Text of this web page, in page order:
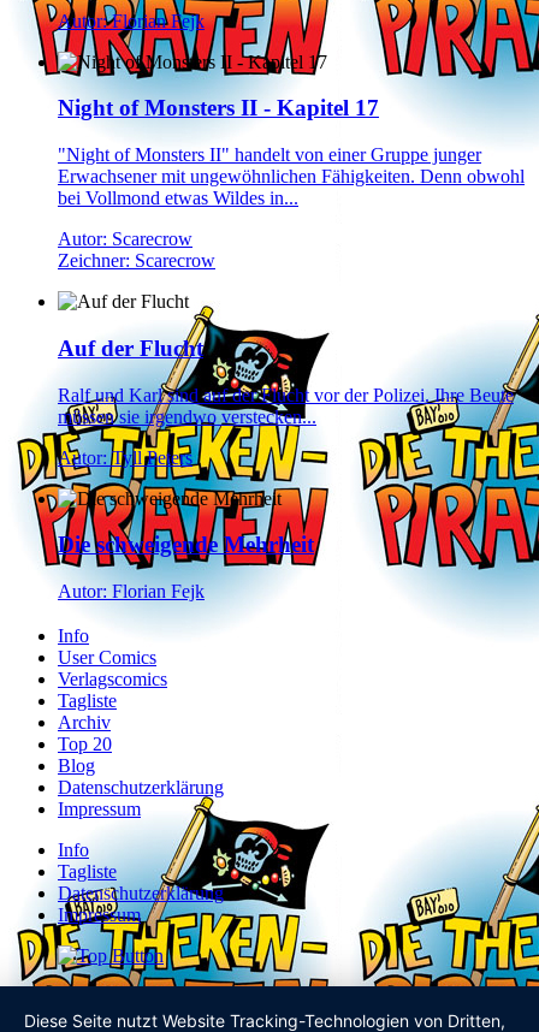
Autor: Florian Fejk
Night of Monsters II - Kapitel 17
"Night of Monsters II" handelt von einer Gruppe junger
Erwachsener mit ungewöhnlichen Fähigkeiten. Denn obwohl
bei Vollmond etwas Wildes in...
Autor: Scarecrow
Zeichner: Scarecrow
Auf der Flucht
Ralf und Karl sind auf der Flucht vor der Polizei. Ihre Beute
müssen sie irgendwo verstecken...
Autor: Tyll Peters
Die schweigende Mehrheit
Autor: Florian Fejk
Info
User Comics
Verlagscomics
Tagliste
Archiv
Top 20
Blog
Datenschutzerklärung
Impressum
Info
Tagliste
Datenschutzerklärung
Impressum
Diese Seite nutzt Website Tracking-Technologien von Dritten,